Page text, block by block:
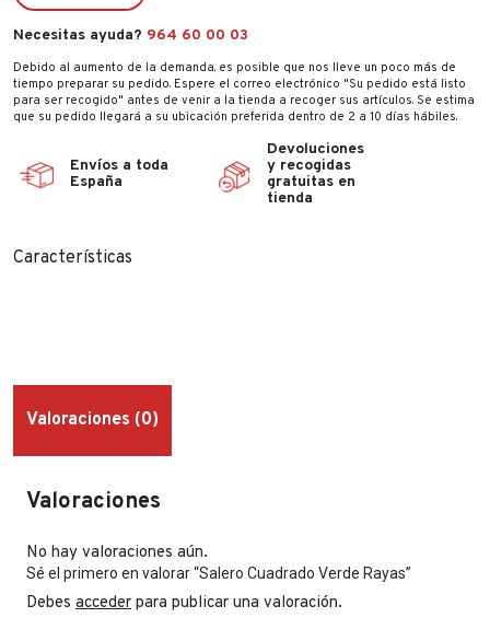
Necesitas ayuda? 964 60 00 03
Debido al aumento de la demanda, es posible que nos lleve un poco más de
tiempo preparar su pedido. Espere el correo electrónico "Su pedido está listo
para ser recogido" antes de venir a la tienda a recoger sus artículos. Se estima
que su pedido llegará a su ubicación preferida dentro de 2 a 10 días hábiles.
Envíos a toda
España
Devoluciones
y recogidas
gratuitas en
tienda
Características
Valoraciones (0)
Valoraciones
No hay valoraciones aún.
Sé el primero en valorar “Salero Cuadrado Verde Rayas”
Debes acceder para publicar una valoración.